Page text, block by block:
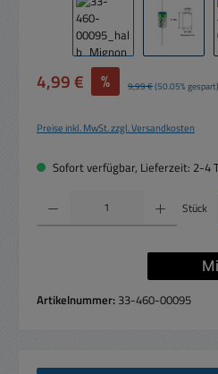
Verkaufspreis:
4,99 € % Regulärer Preis:
9,99 €(50.05% gespart)
Preise inkl. MwSt. zzgl. Versandkosten
Sofort verfügbar, Lieferzeit: 2-4
Produkt Anzahl: Gib den gewünschten
Stück
Artikelnummer: 33-460-00095